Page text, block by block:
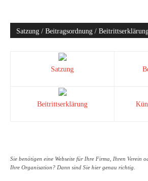
Satzung / Beitragsordnung /
Satzung
Beitrittserklärung
Sie benötigen eine Webseite für Ihre Firma, Ihren Verein
Ihre Organisation? Dann sind Sie hier genau richtig.